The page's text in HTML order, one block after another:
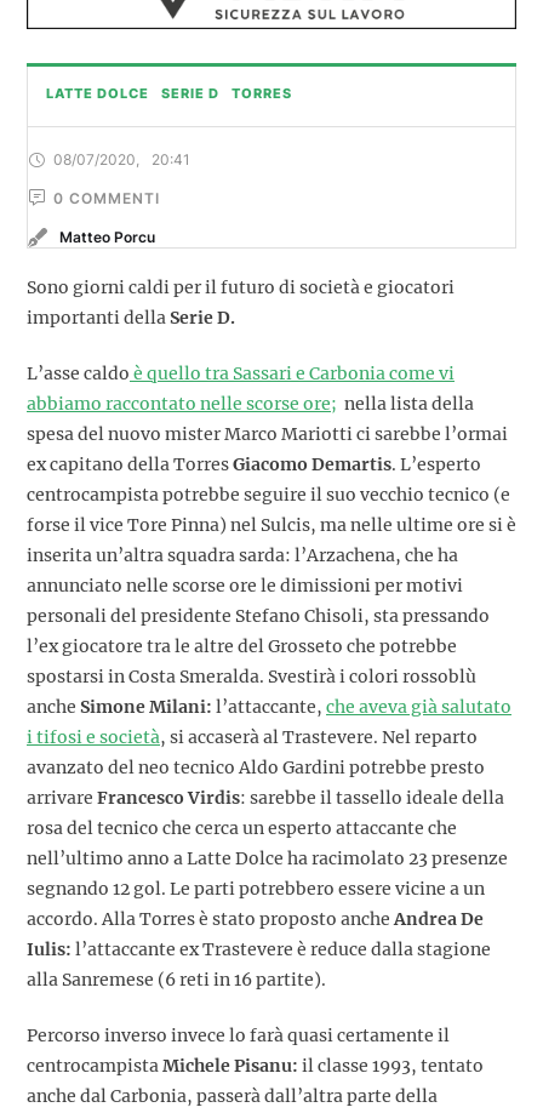
LATTE DOLCE SERIE D TORRES
08/07/2020 20:41
0 COMMENTI
Matteo Porcu
Sono giorni caldi per il futuro di società e giocatori
importanti dellaSerie D.
L’asse caldo è quello tra Sassari e Carbonia come vi
abbiamo raccontato nelle scorse ore; nella lista della
spesa del nuovo mister Marco Mariotti ci sarebbe l’ormai
ex capitano della TorresGiacomo Demartis. L’esperto
centrocampista potrebbe seguire il suo vecchio tecnico (e
forse il vice Tore Pinna) nel Sulcis, ma nelle ultime ore si è
inserita un’altra squadra sarda: l’Arzachena, che ha
annunciato nelle scorse ore le dimissioni per motivi
personali del presidente Stefano Chisoli, sta pressando
l’ex giocatore tra le altre del Grosseto che potrebbe
spostarsi in Costa Smeralda. Svestirà i colori rossoblù
anche Simone Milani: l’attaccante, che aveva già salutato
i tifosi e società, si accaserà al Trastevere. Nel reparto
avanzato del neo tecnico Aldo Gardini potrebbe presto
arrivare Francesco Virdis: sarebbe il tassello ideale della
rosa del tecnico che cerca un esperto attaccante che
nell’ultimo anno a Latte Dolce ha racimolato 23 presenze
segnando 12 gol. Le parti potrebbero essere vicine a un
accordo. Alla Torres è stato proposto ancheAndrea De
Iulis: l’attaccante ex Trastevere è reduce dalla stagione
alla Sanremese (6 reti in 16 partite).
Percorso inverso invece lo farà quasi certamente il
centrocampistaMichele Pisanu: il classe 1993, tentato
anche dal Carbonia, passerà dall’altra parte della